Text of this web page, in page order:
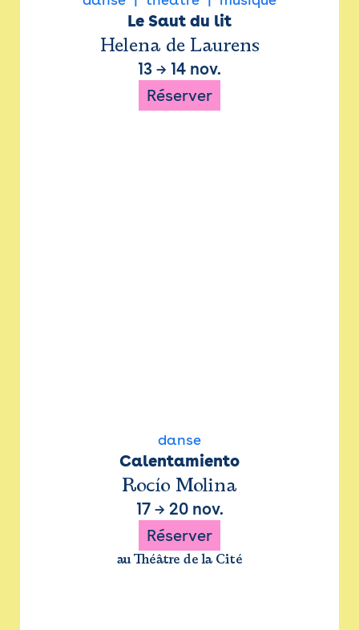
Le Saut du lit
Helena de Laurens
13 → 14 nov.
Réserver
danse
Calentamiento
Rocío Molina
17→ 20 nov.
Réserver
au Théâtre de la Cité